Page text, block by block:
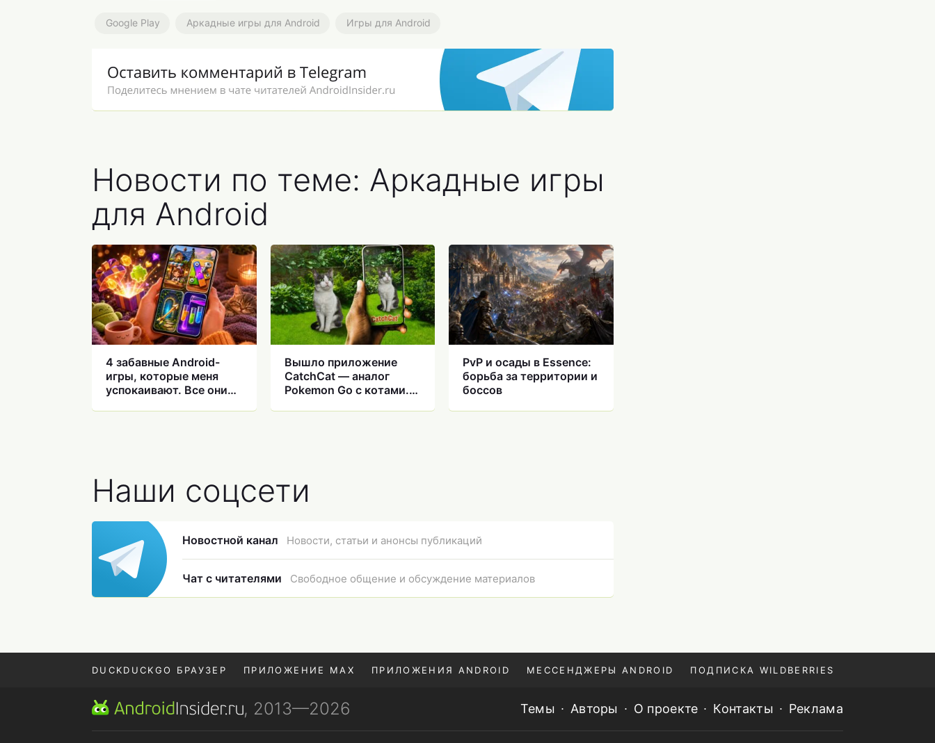
Google Play Аркадные игры для Android Игры для Android
Новости по теме: Аркадные игры
для Android
4 забавные Android-
игры, которые меня
успокаивают. Все они
Вышло приложение
CatchCat — аналог
Pokemon Go с котами.
PvP и осады в Essence:
борьба за территории и
боссов
Наши соцсети
Новостной канал Новости, статьи и анонсы публикаций
Чат с читателями Свободное общение и обсуждение материалов
DUCKDUCKGO БРАУЗЕР ПРИЛОЖЕНИЕ MAX ПРИЛОЖЕНИЯ ANDROID МЕССЕНДЖЕРЫ ANDROID ПОДПИСКА WILDBERRIES
POCO F9 ULTRA , 2013—2026 Темы Авторы О проекте Контакты Реклама